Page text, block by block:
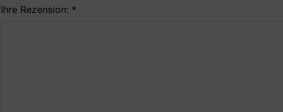
Ihre Rezension: *